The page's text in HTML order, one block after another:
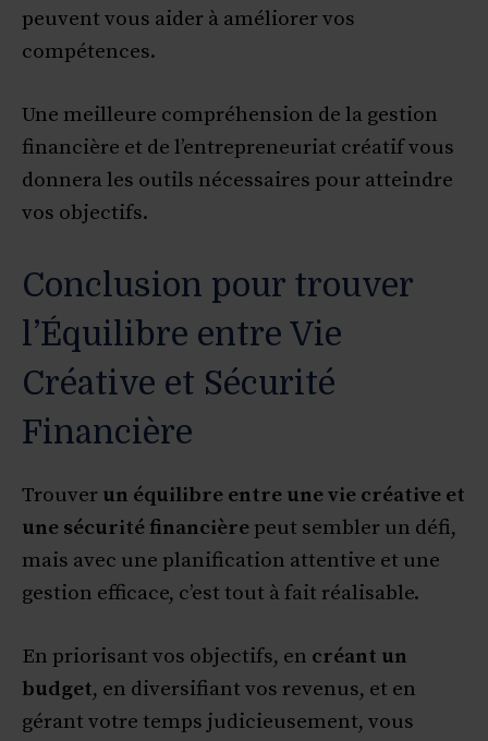
peuvent vous aider à améliorer vos
compétences.
Une meilleure compréhension de la gestion
financière et de l’entrepreneuriat créatif vous
donnera les outils nécessaires pour atteindre
vos objectifs.
Conclusion pour trouver
l’Équilibre entre Vie
Créative et Sécurité
Financière
Trouver un équilibre entre une vie créative et
une sécurité financière peut sembler un défi,
mais avec une planification attentive et une
gestion efficace, c’est tout à fait réalisable.
En priorisant vos objectifs, en créant un
budget, en diversifiant vos revenus, et en
gérant votre temps judicieusement, vous